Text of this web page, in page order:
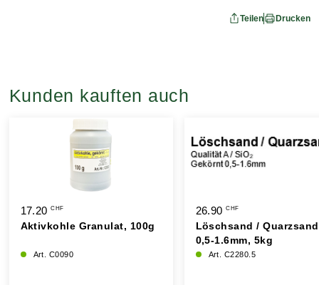
Teilen Drucken
Kunden kauften auch
17.20CHF
Aktivkohle Granulat, 100g
Art. C0090
26.90CHF
Löschsand / Quarzsand
0,5-1.6mm, 5kg
Art. C2280.5